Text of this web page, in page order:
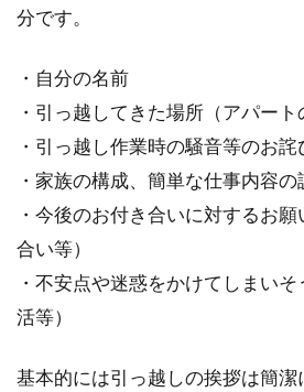
分です。
・自分の名前
・引っ越してきた場所（アパート
・引っ越し作業時の騒音等のお詫
・家族の構成、簡単な仕事内容の
・今後のお付き合いに対するお
合い等）
・不安点や迷惑をかけてしまい
活等）
基本的には引っ越しの挨拶は簡潔